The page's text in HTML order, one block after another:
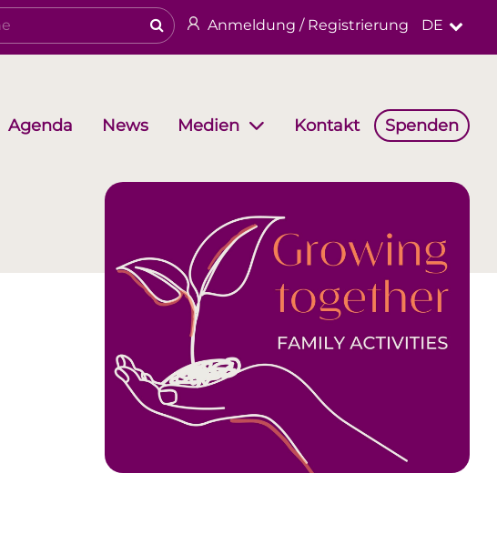
Anmeldung / Registrierung DE
Agenda News Medien Kontakt Spenden